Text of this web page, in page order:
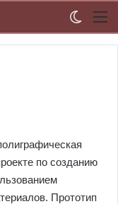
по созданию
Прототип